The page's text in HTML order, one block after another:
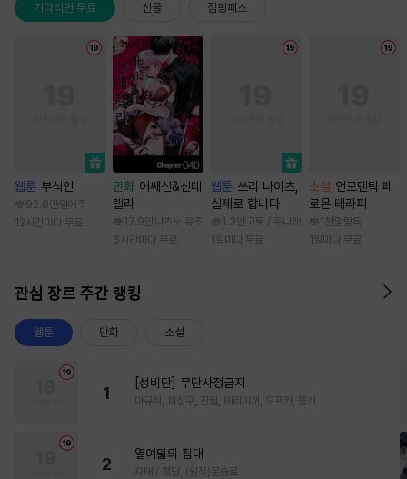
기다리면 무료 선물 점핑패스
웹툰 부식인
92.8만 임애주
12시간마다 무료
만화 어쌔신&신데
렐라
17.9만 나츠노 유조
6시간마다 무료
웹툰 쓰리 나이츠,
실제로 합니다
1.3만 고토 / 두나래
1일마다 무료
소설 언로맨틱 페
로몬 테라피
1천 망랑독
1일마다 무료
관심 장르 주간 랭킹
웹툰 만화 소설
1
[성비단] 무단사정금지
마규식, 피상구, 진월, 테리야끼, 오프카, 뚱개
2
열여덟의 침대
자태 / 청담, (원작)문슬로